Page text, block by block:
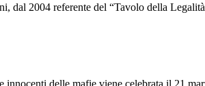
dal 2004 referente del “Tavolo della